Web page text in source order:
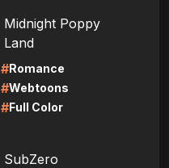
Midnight Poppy
Land
#Romance
#Webtoons
#Full Color
SubZero